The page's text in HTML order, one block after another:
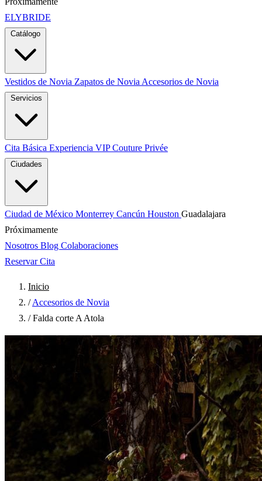
ELYBRIDE
Catálogo
Vestidos de Novia Zapatos de Novia Accesorios de Novia
Servicios
Cita Básica Experiencia VIPCouture Privée
Ciudades
Ciudad de México Monterrey Cancún Houston Guadalajara
Próximamente
Nosotros Blog Colaboraciones
Reservar Cita
Inicio
/ Accesorios de Novia
/ Falda corte A Atola